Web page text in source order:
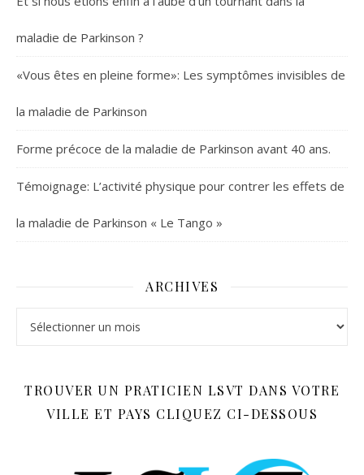
maladie de Parkinson ?
«Vous êtes en pleine forme»: Les symptômes invisibles de
la maladie de Parkinson
Forme précoce de la maladie de Parkinson avant 40 ans.
Témoignage: L’activité physique pour contrer les effets de
la maladie de Parkinson « Le Tango »
ARCHIVES
TROUVER UN PRATICIEN LSVT DANS VOTRE
VILLE ET PAYS CLIQUEZ CI-DESSOUS